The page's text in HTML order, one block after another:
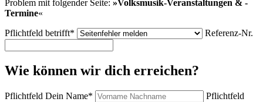
Problem mit folgender Seite: »Volksmusik-Veranstaltungen & -
Termine«
Pflichtfeld betrifft* Referenz-Nr.
Wie können wir dich erreichen?
Pflichtfeld Dein Name*
Pflichtfeld